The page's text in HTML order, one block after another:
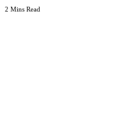
2 Mins Read